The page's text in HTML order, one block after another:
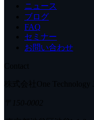
ニュース
ブログ
FAQ
セミナー
お問い合わせ